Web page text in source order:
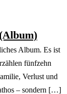
Album. Es ist
fünfzehn
Verlust und
– sondern […]